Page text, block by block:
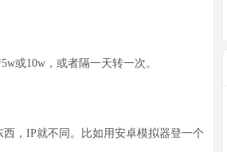
或10w，或者隔一天转一次。
，IP就不同。比如用安卓模拟器登一个